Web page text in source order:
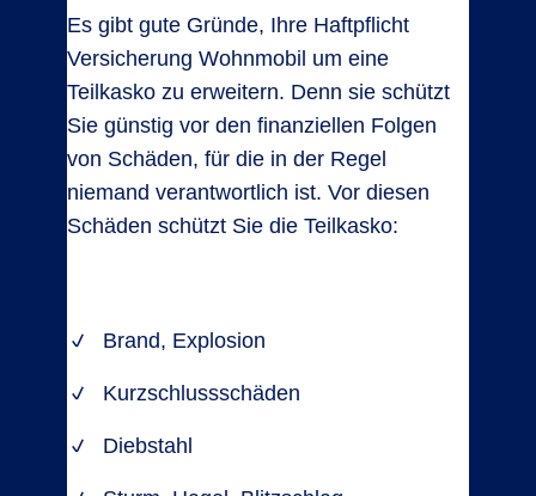
Es gibt gute Gründe, Ihre Haftpflicht
Versicherung Wohnmobil um eine
Teilkasko zu erweitern. Denn sie schützt
Sie günstig vor den finanziellen Folgen
von Schäden, für die in der Regel
niemand verantwortlich ist. Vor diesen
Schäden schützt Sie die Teilkasko:
Brand, Explosion
Kurzschlussschäden
Diebstahl